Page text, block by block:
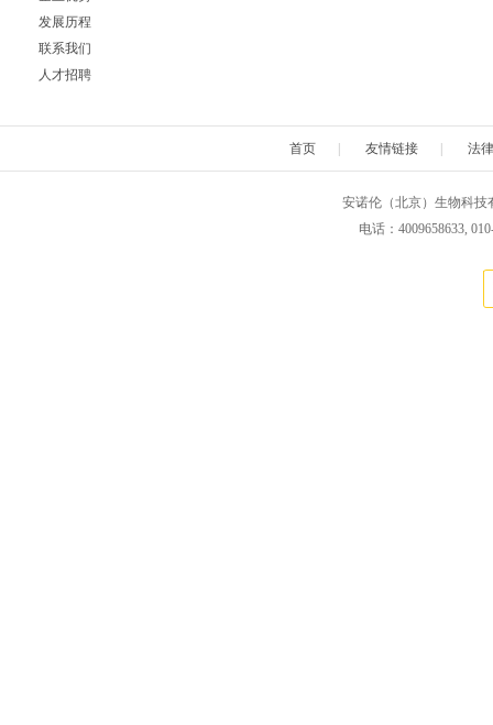
发展历程
联系我们
人才招聘
首页 友情链接 法
安诺伦（北京）生物科技
电话：4009658633,